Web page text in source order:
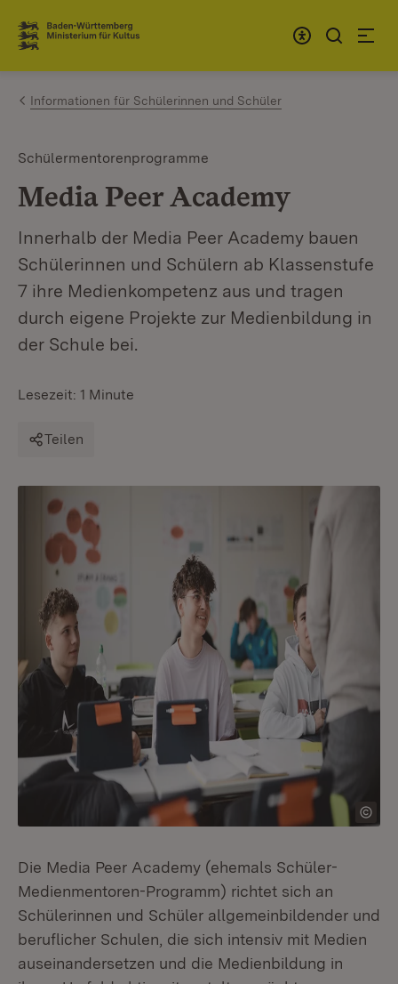
Zum Inhalt springen
Link zur Startseite
Informationen für Schülerinnen und Schüler
Schülermentorenprogramme
Media Peer Academy
Innerhalb der Media Peer Academy bauen
Schülerinnen und Schülern ab Klassenstufe
7 ihre Medienkompetenz aus und tragen
durch eigene Projekte zur Medienbildung in
der Schule bei.
Lesezeit: 1 Minute
Teilen
Die Media Peer Academy (ehemals Schüler-
Medienmentoren-Programm) richtet sich an
Schülerinnen und Schüler allgemeinbildender und
beruflicher Schulen, die sich intensiv mit Medien
auseinandersetzen und die Medienbildung in